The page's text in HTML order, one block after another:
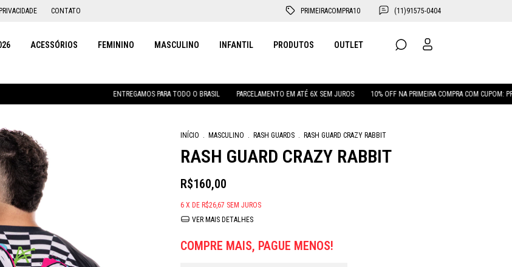
CONTATO PRIMEIRACOMPRA10 (11)91575-0404
ACESSÓRIOS FEMININO MASCULINO INFANTIL PRODUTOS OUTLET
ENTREGAMOS PARA TODO O BRASIL PARCELAMENTO EM ATÉ 6X SEM JUROS 10% OFF NA PRIMEIRA COMPRA COM CUPOM:
INÍCIO MASCULINO RASH GUARDS RASH GUARD CRAZY RABBIT
RASH GUARD CRAZY RABBIT
R$160,00
6 X DE R$26,67 SEM JUROS
VER MAIS DETALHES
COMPRE MAIS, PAGUE MENOS!